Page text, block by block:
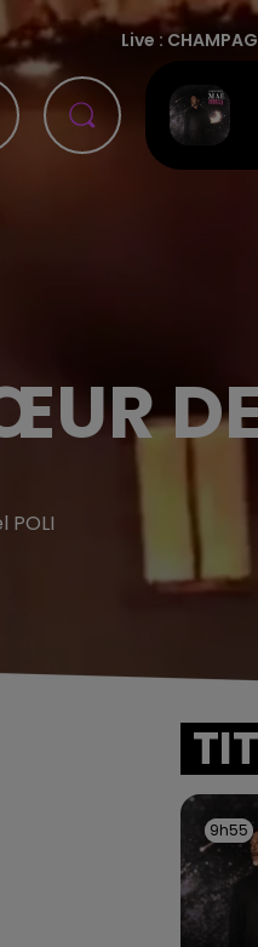
Live :
POLI
9h55
9h55